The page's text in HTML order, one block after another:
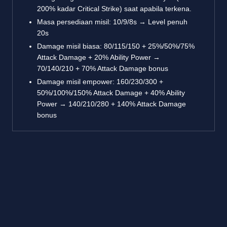
200% kadar Critical Strike) saat apabila terkena.
Masa persediaan misil: 10/9/8s → Level penuh
20s
Damage misil biasa: 80/115/150 + 25%/50%/75%
Attack Damage + 20% Ability Power →
70/140/210 + 70% Attack Damage bonus
Damage misil empower: 160/230/300 +
50%/100%/150% Attack Damage + 40% Ability
Power → 140/210/280 + 140% Attack Damage
bonus